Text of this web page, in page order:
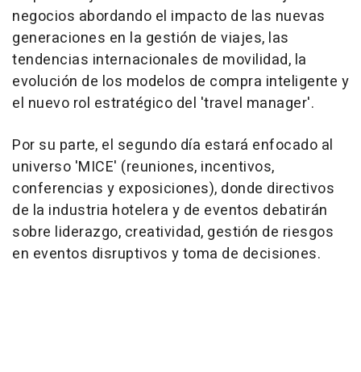
negocios abordando el impacto de las nuevas
generaciones en la gestión de viajes, las
tendencias internacionales de movilidad, la
evolución de los modelos de compra inteligente y
el nuevo rol estratégico del 'travel manager'.
Por su parte, el segundo día estará enfocado al
universo 'MICE' (reuniones, incentivos,
conferencias y exposiciones), donde directivos
de la industria hotelera y de eventos debatirán
sobre liderazgo, creatividad, gestión de riesgos
en eventos disruptivos y toma de decisiones.